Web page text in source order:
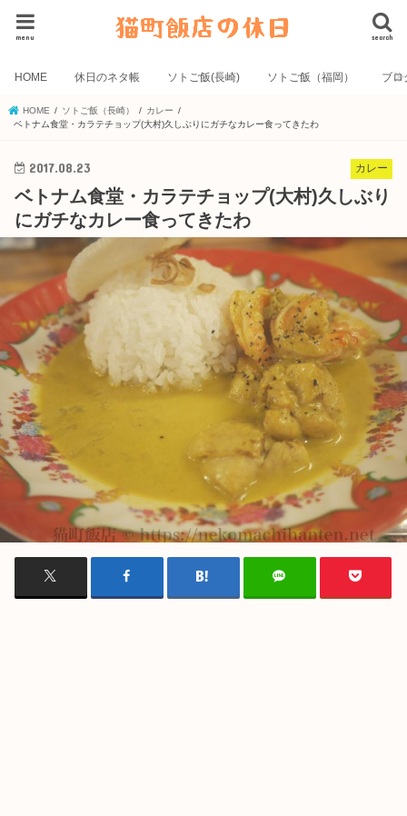
search
menu
HOME 休日のネタ帳 ソトご飯(長崎) ソトご飯（福岡） ブロ
HOME ソトご飯（長崎）
カレー
ベトナム食堂・カラテチョップ(大村)久しぶりにガチなカレー食ってきたわ
カレー
2017.08.23
ベトナム食堂・カラテチョップ(大村)久しぶり
にガチなカレー食ってきたわ